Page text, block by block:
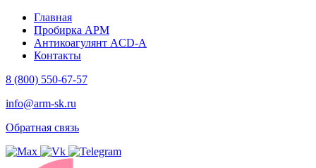
Главная
Пробирка АРМ
Антикоагулянт ACD-A
Контакты
8 (800) 550-67-57
info@arm-sk.ru
Обратная связь